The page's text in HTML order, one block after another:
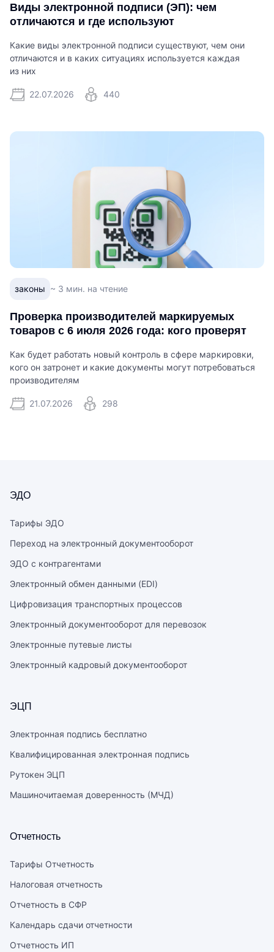
Виды электронной подписи (ЭП): чем
отличаются и где используют
Какие виды электронной подписи существуют, чем они
отличаются и в каких ситуациях используется каждая
из них
22.07.2026 440
законы ~ 3 мин. на чтение
Проверка производителей маркируемых
товаров с 6 июля 2026 года: кого проверят
Как будет работать новый контроль в сфере маркировки,
кого он затронет и какие документы могут потребоваться
производителям
21.07.2026 298
ЭДО
Тарифы ЭДО
Переход на электронный документооборот
ЭДО с контрагентами
Электронный обмен данными (EDI)
Цифровизация транспортных процессов
Электронный документооборот для перевозок
Электронные путевые листы
Электронный кадровый документооборот
ЭЦП
Электронная подпись бесплатно
Квалифицированная электронная подпись
Рутокен ЭЦП
Машиночитаемая доверенность (МЧД)
Отчетность
Тарифы Отчетность
Налоговая отчетность
Отчетность в СФР
Календарь сдачи отчетности
Отчетность ИП